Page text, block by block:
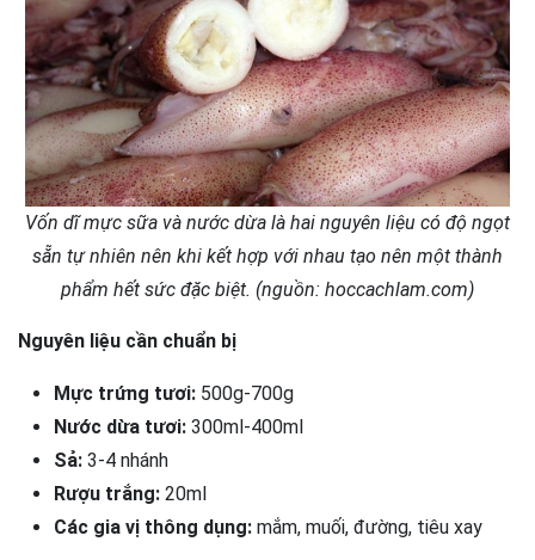
Vốn dĩ mực sữa và nước dừa là hai nguyên liệu có độ ngọt
sẵn tự nhiên nên khi kết hợp với nhau tạo nên một thành
phẩm hết sức đặc biệt. (nguồn: hoccachlam.com)
Nguyên liệu cần chuẩn bị
Mực trứng tươi: 500g-700g
Nước dừa tươi: 300ml-400ml
Sả: 3-4 nhánh
Rượu trắng: 20ml
Các gia vị thông dụng: mắm, muối, đường, tiêu xay